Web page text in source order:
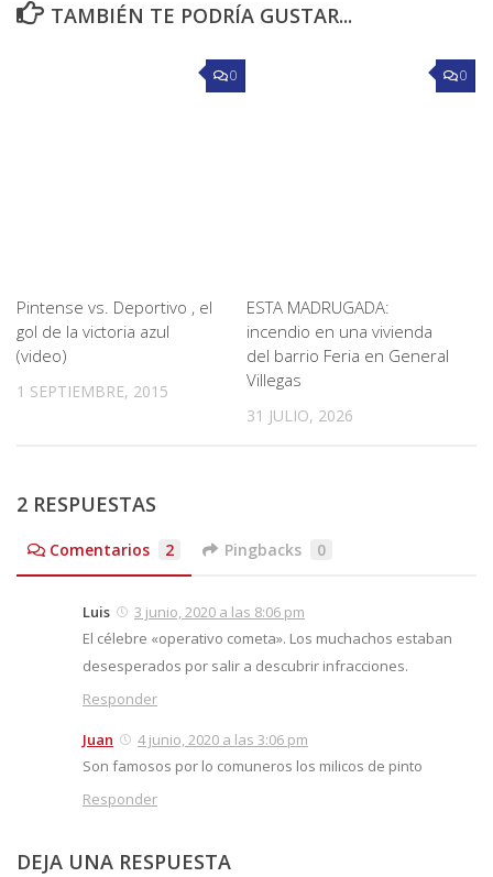
TAMBIÉN TE PODRÍA GUSTAR...
0
Pintense vs. Deportivo , el
gol de la victoria azul
(video)
1 SEPTIEMBRE, 2015
0
ESTA MADRUGADA:
incendio en una vivienda
del barrio Feria en General
Villegas
31 JULIO, 2026
2 RESPUESTAS
Comentarios 2 Pingbacks 0
Luis
3 junio, 2020 a las 8:06 pm
El célebre «operativo cometa». Los muchachos estaban
desesperados por salir a descubrir infracciones.
Responder
Juan
4 junio, 2020 a las 3:06 pm
Son famosos por lo comuneros los milicos de pinto
Responder
DEJA UNA RESPUESTA